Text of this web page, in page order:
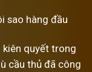
sao hàng đầu
quyết trong
cầu thủ đã công